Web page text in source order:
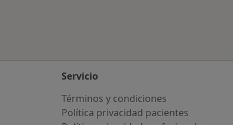
Servicio
Términos y condiciones
Política privacidad pacientes